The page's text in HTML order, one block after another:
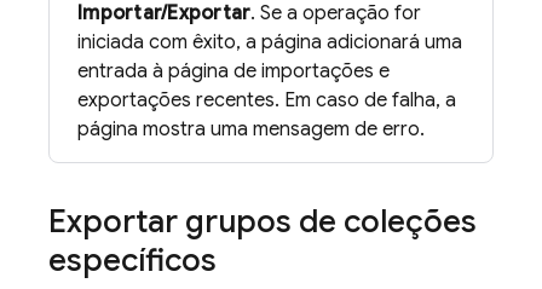
Importar/Exportar. Se a operação for
iniciada com êxito, a página adicionará uma
entrada à página de importações e
exportações recentes. Em caso de falha, a
página mostra uma mensagem de erro.
Exportar grupos de coleções
específicos